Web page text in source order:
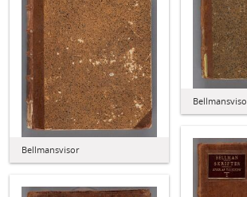
Bellmansvisor